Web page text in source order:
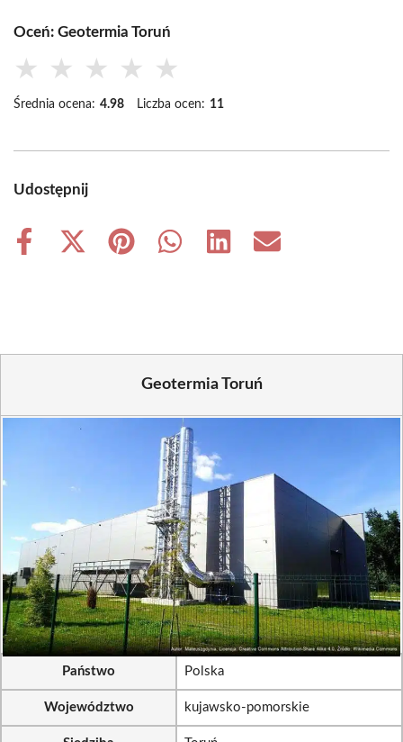
Oceń: Geotermia Toruń
★ ★ ★ ★ ★
Średnia ocena: 4.98 Liczba ocen: 11
Udostępnij
Share
Share
Share
Share
Share
Share
Geotermia Toruń
Państwo Polska
Województwo kujawsko-pomorskie